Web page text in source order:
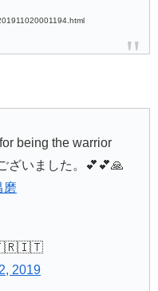
being the warrior
ざいました。💕💕🙏
磨
2019